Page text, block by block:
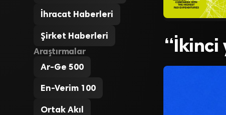
İhracat Haberleri
Şirket Haberleri
Araştırmalar
Ar-Ge 500
En-Verim 100
Ortak Akıl
“İkinci